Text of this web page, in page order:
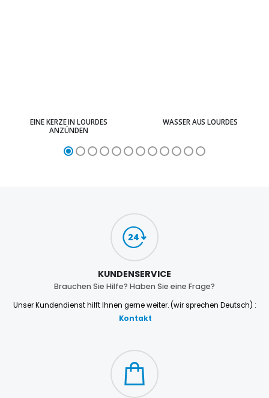
EINE KERZE IN LOURDES
ANZÜNDEN
WASSER AUS LOURDES
KUNDENSERVICE
Brauchen Sie Hilfe? Haben Sie eine Frage?
Unser Kundendienst hilft Ihnen gerne weiter. (wir sprechen Deutsch) :
Kontakt